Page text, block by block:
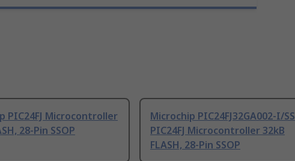
PIC24FJ Microcontroller
28-Pin SSOP
Microchip PIC24FJ32GA002-I/SS
PIC24FJ Microcontroller 32kB
FLASH, 28-Pin SSOP